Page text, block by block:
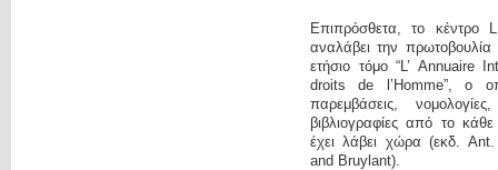
Επιπρόσθετα, το κέντρο
αναλάβει την πρωτοβουλία
ετήσιο τόμο “L’ Annuaire
droits de l’Homme”, ο
παρεμβάσεις,
βιβλιογραφίες από το
έχει λάβει χώρα (εκδ.
and Bruylant).